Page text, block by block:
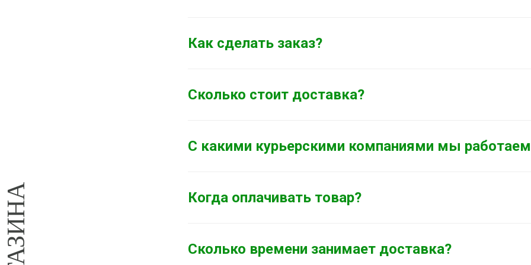
Как сделать заказ?
Сколько стоит доставка?
С какими курьерскими компаниями мы
Когда оплачивать товар?
Сколько времени занимает доставка?